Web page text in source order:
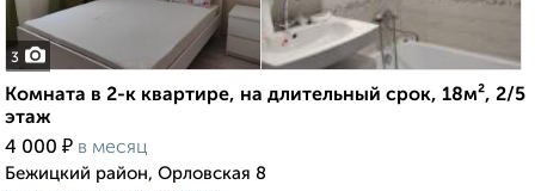
3
Комната в 2-к квартире, на длительный срок, 18м², 2/5
этаж
4 000 ₽ в месяц
Бежицкий район, Орловская 8